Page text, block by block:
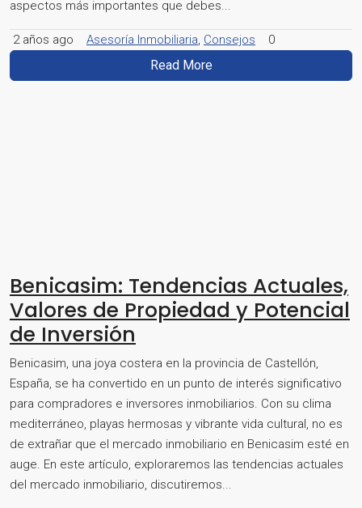
aspectos más importantes que debes...
2 años ago Asesoría Inmobiliaria, Consejos 0
Read More
Benicasim: Tendencias Actuales,
Valores de Propiedad y Potencial
de Inversión
Benicasim, una joya costera en la provincia de Castellón,
España, se ha convertido en un punto de interés significativo
para compradores e inversores inmobiliarios. Con su clima
mediterráneo, playas hermosas y vibrante vida cultural, no es
de extrañar que el mercado inmobiliario en Benicasim esté en
auge. En este artículo, exploraremos las tendencias actuales
del mercado inmobiliario, discutiremos...